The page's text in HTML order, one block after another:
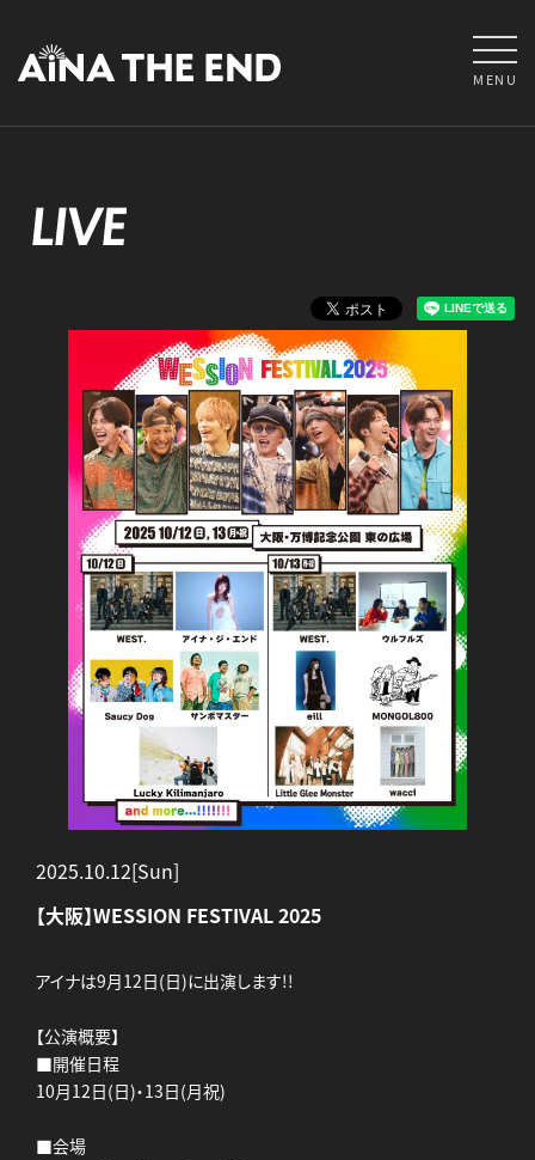
MENU
LIVE
2025.10.12[Sun]
【大阪】WESSION FESTIVAL 2025
アイナは9月12日(日)に出演します!!
【公演概要】
■開催日程
10月12日(日)・13日(月祝)
■会場